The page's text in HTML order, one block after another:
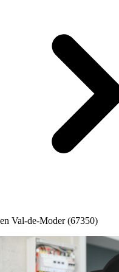
Val-de-Moder (67350)